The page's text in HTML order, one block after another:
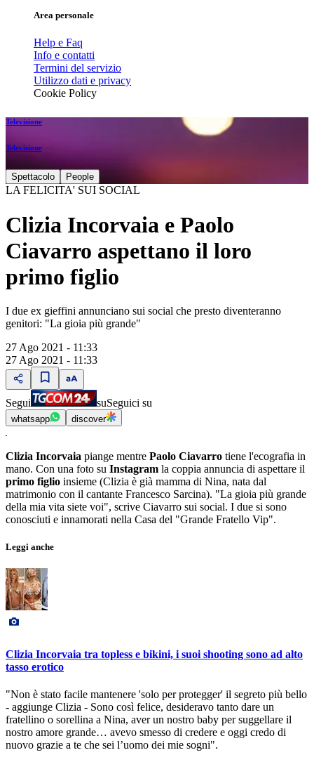
Area personale
Help e Faq
Info e contatti
Termini del servizio
Utilizzo dati e privacy
Cookie Policy
Televisione
Televisione
Spettacolo People
LA FELICITA' SUI SOCIAL
Clizia Incorvaia e Paolo
Ciavarro aspettano il loro
primo figlio
I due ex gieffini annunciano sui social che presto diventeranno
genitori: "La gioia più grande"
27 Ago 2021 - 11:33
27 Ago 2021 - 11:33
Segui suSeguici su
whatsapp discover
Clizia Incorvaia piange mentre Paolo Ciavarro tiene l'ecografia in
mano. Con una foto su Instagram la coppia annuncia di aspettare il
primo figlio insieme (Clizia è già mamma di Nina, nata dal
matrimonio con il cantante Francesco Sarcina). "La gioia più grande
della mia vita siete voi", scrive Ciavarro sui social. I due si sono
conosciuti e innamorati nella Casa del "Grande Fratello Vip".
Leggi anche
Clizia Incorvaia tra topless e bikini, i suoi shooting sono ad alto
tasso erotico
"Non è stato facile mantenere 'solo per protegger' il segreto più bello
- aggiunge Clizia - Sono così felice, desideravo tanto dare un
fratellino o sorellina a Nina, aver un nostro baby per suggellare il
nostro amore grande… avevo smesso di credere e oggi credo di
nuovo grazie a te che sei l’uomo dei mie sogni".